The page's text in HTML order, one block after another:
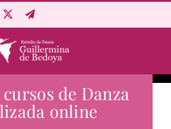
Online
cursos de Danza
online